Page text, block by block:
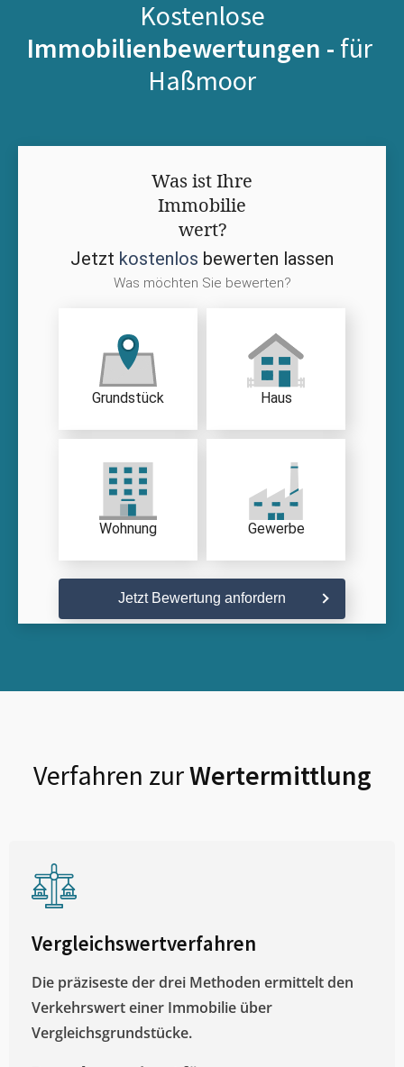
Kostenlose
Immobilienbewertungen - für
Haßmoor
Was ist Ihre
Immobilie
wert?
Jetzt kostenlos bewerten lassen
Was möchten Sie bewerten?
Grundstück Haus
Wohnung Gewerbe
Jetzt Bewertung anfordern
Verfahren zurWertermittlung
Vergleichswertverfahren
Die präziseste der drei Methoden ermittelt den
Verkehrswert einer Immobilie über
Vergleichsgrundstücke.